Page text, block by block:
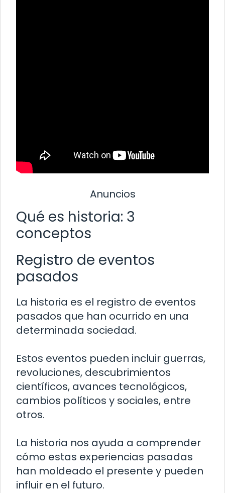
Anuncios
Qué es historia: 3
conceptos
Registro de eventos
pasados
La historia es el registro de eventos
pasados que han ocurrido en una
determinada sociedad.
Estos eventos pueden incluir guerras,
revoluciones, descubrimientos
científicos, avances tecnológicos,
cambios políticos y sociales, entre
otros.
La historia nos ayuda a comprender
cómo estas experiencias pasadas
han moldeado el presente y pueden
influir en el futuro.